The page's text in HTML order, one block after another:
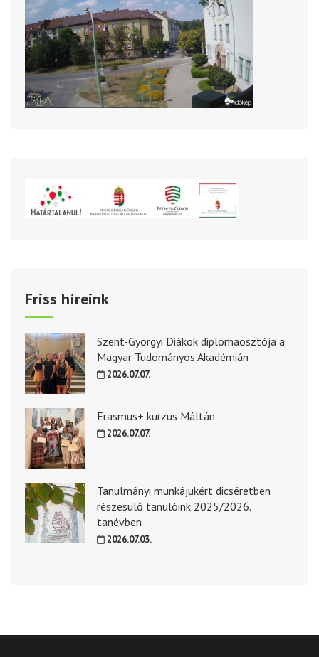
Friss híreink
Szent-Györgyi Diákok diplomaosztója a
Magyar Tudományos Akadémián
2026.07.07.
Erasmus+ kurzus Máltán
2026.07.07.
Tanulmányi munkájukért dicséretben
részesülő tanulóink 2025/2026.
tanévben
2026.07.03.